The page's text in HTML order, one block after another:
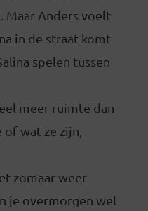
Maar Anders voelt
in de straat komt
spelen tussen
meer ruimte dan
wat ze zijn,
zomaar weer
je overmorgen wel